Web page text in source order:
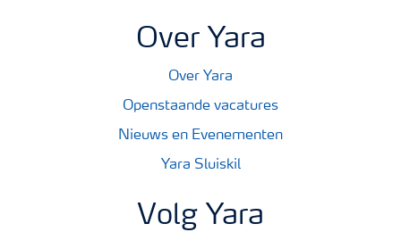
Over Yara
Over Yara
Openstaande vacatures
Nieuws en Evenementen
Yara Sluiskil
Volg Yara